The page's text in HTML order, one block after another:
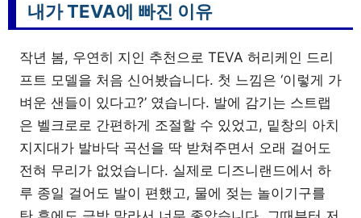
내가 TEVA에 빠진 이유
작년 봄, 우연히 지인 추천으로 TEVA 허리케인 드리
프트 모델을 처음 신어봤습니다. 첫 느낌은 ‘이렇게 가
벼운 샌들이 있다고?’ 였습니다. 발에 감기는 스트랩
은 벨크로로 간편하게 조절할 수 있었고, 밑창의 아치
지지대가 발바닥 곡선을 딱 받쳐주면서 오래 걸어도
전혀 무리가 없었습니다. 실제로 디즈니랜드에서 하
루 종일 걸어도 발이 편했고, 물에 젖는 놀이기구를